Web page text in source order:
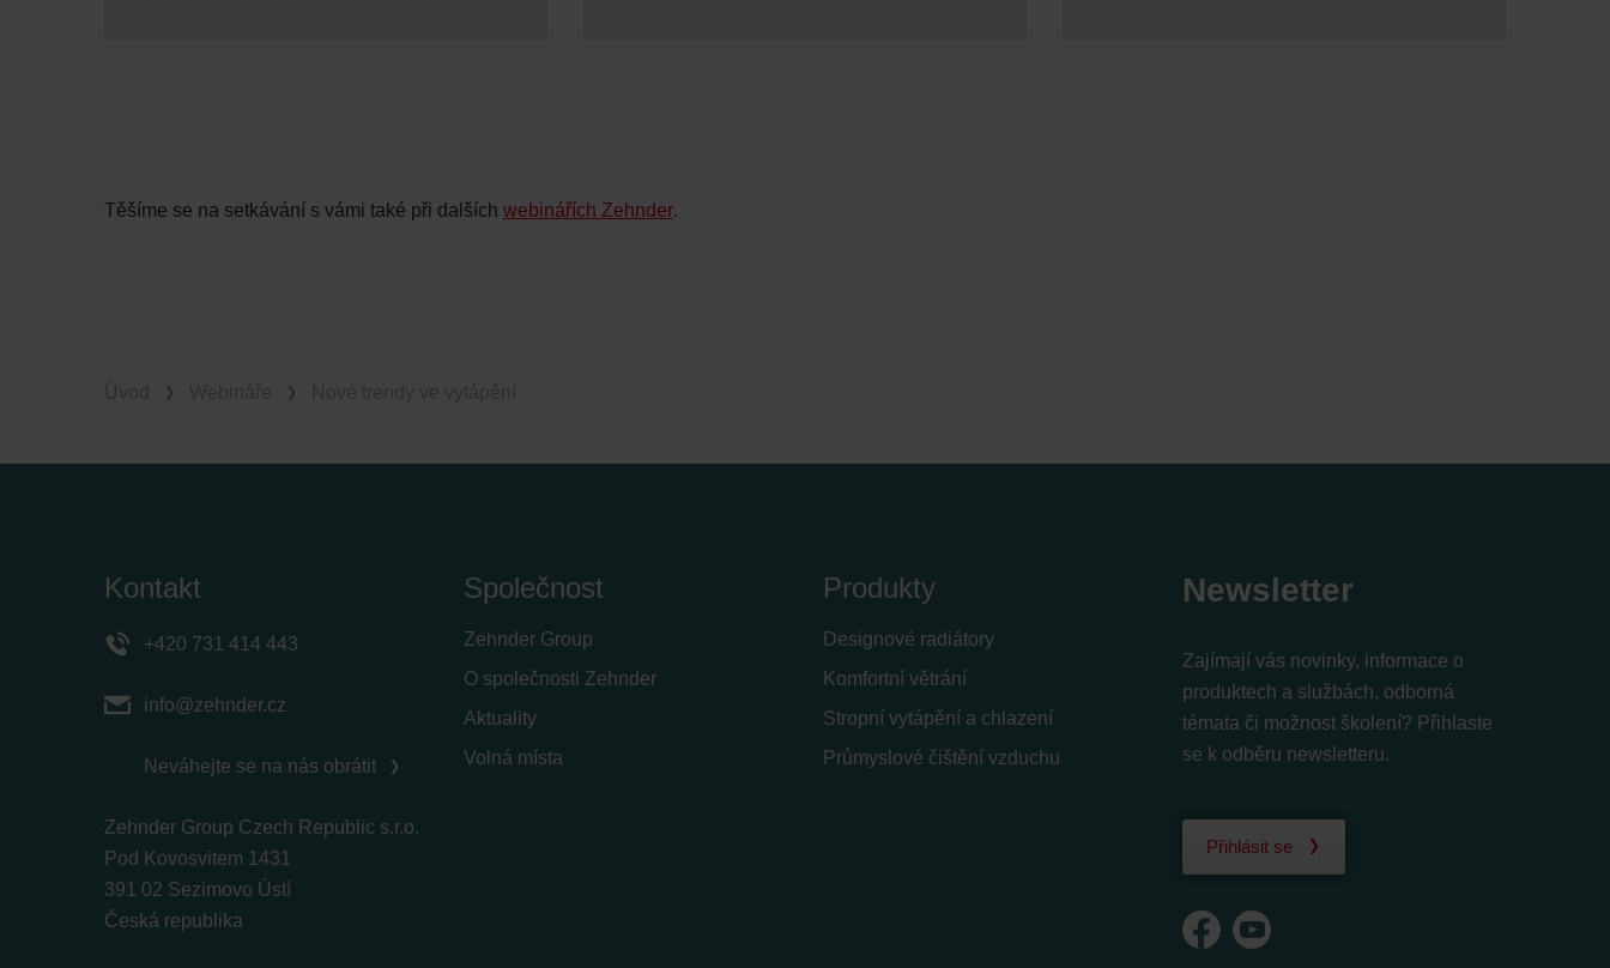
Těšíme se na setkávání s vámi také při dalších webinářích Zehnder.
Kontakt
+420 731 414 443
info@zehnder.cz
Neváhejte se na nás obrátit
Zehnder Group Czech Republic s.r.o.
Pod Kovosvitem 1431
391 02 Sezimovo Ústí
Česká republika
Společnost
Zehnder Group
O společnosti Zehnder
Aktuality
Volná místa
Produkty
Designové radiátory
Komfortní větrání
Stropní vytápění a chlazení
Průmyslové čištění vzduchu
Newsletter
Zajímají vás novinky, informace o
produktech a službách, odborná
témata či možnost školení? Přihlaste
se k odběru newsletteru.
Přihlásit se